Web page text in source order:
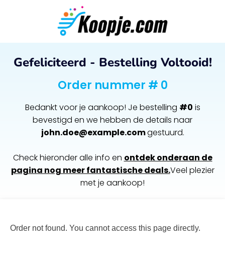
Gefeliciteerd - Bestelling Voltooid!
Order nummer # 0
Bedankt voor je aankoop! Je bestelling #0 is
bevestigd en we hebben de details naar
john.doe@example.comgestuurd.
Check hieronder alle info en ontdek onderaan de
pagina nog meer fantastische deals.Veel plezier
met je aankoop!
Order not found. You cannot access this page directly.